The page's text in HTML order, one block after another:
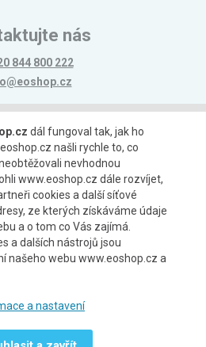
nás
844 800 222
platby
dopravy
dál fungoval tak, jak ho
našli rychle to, co
nevhodnou
www.eoshop.cz dále rozvíjet,
cookies a další síťové
ze kterých získáváme údaje
a o tom co Vás zajímá.
a dalších nástrojů jsou
našeho webu www.eoshop.cz a
a nastavení